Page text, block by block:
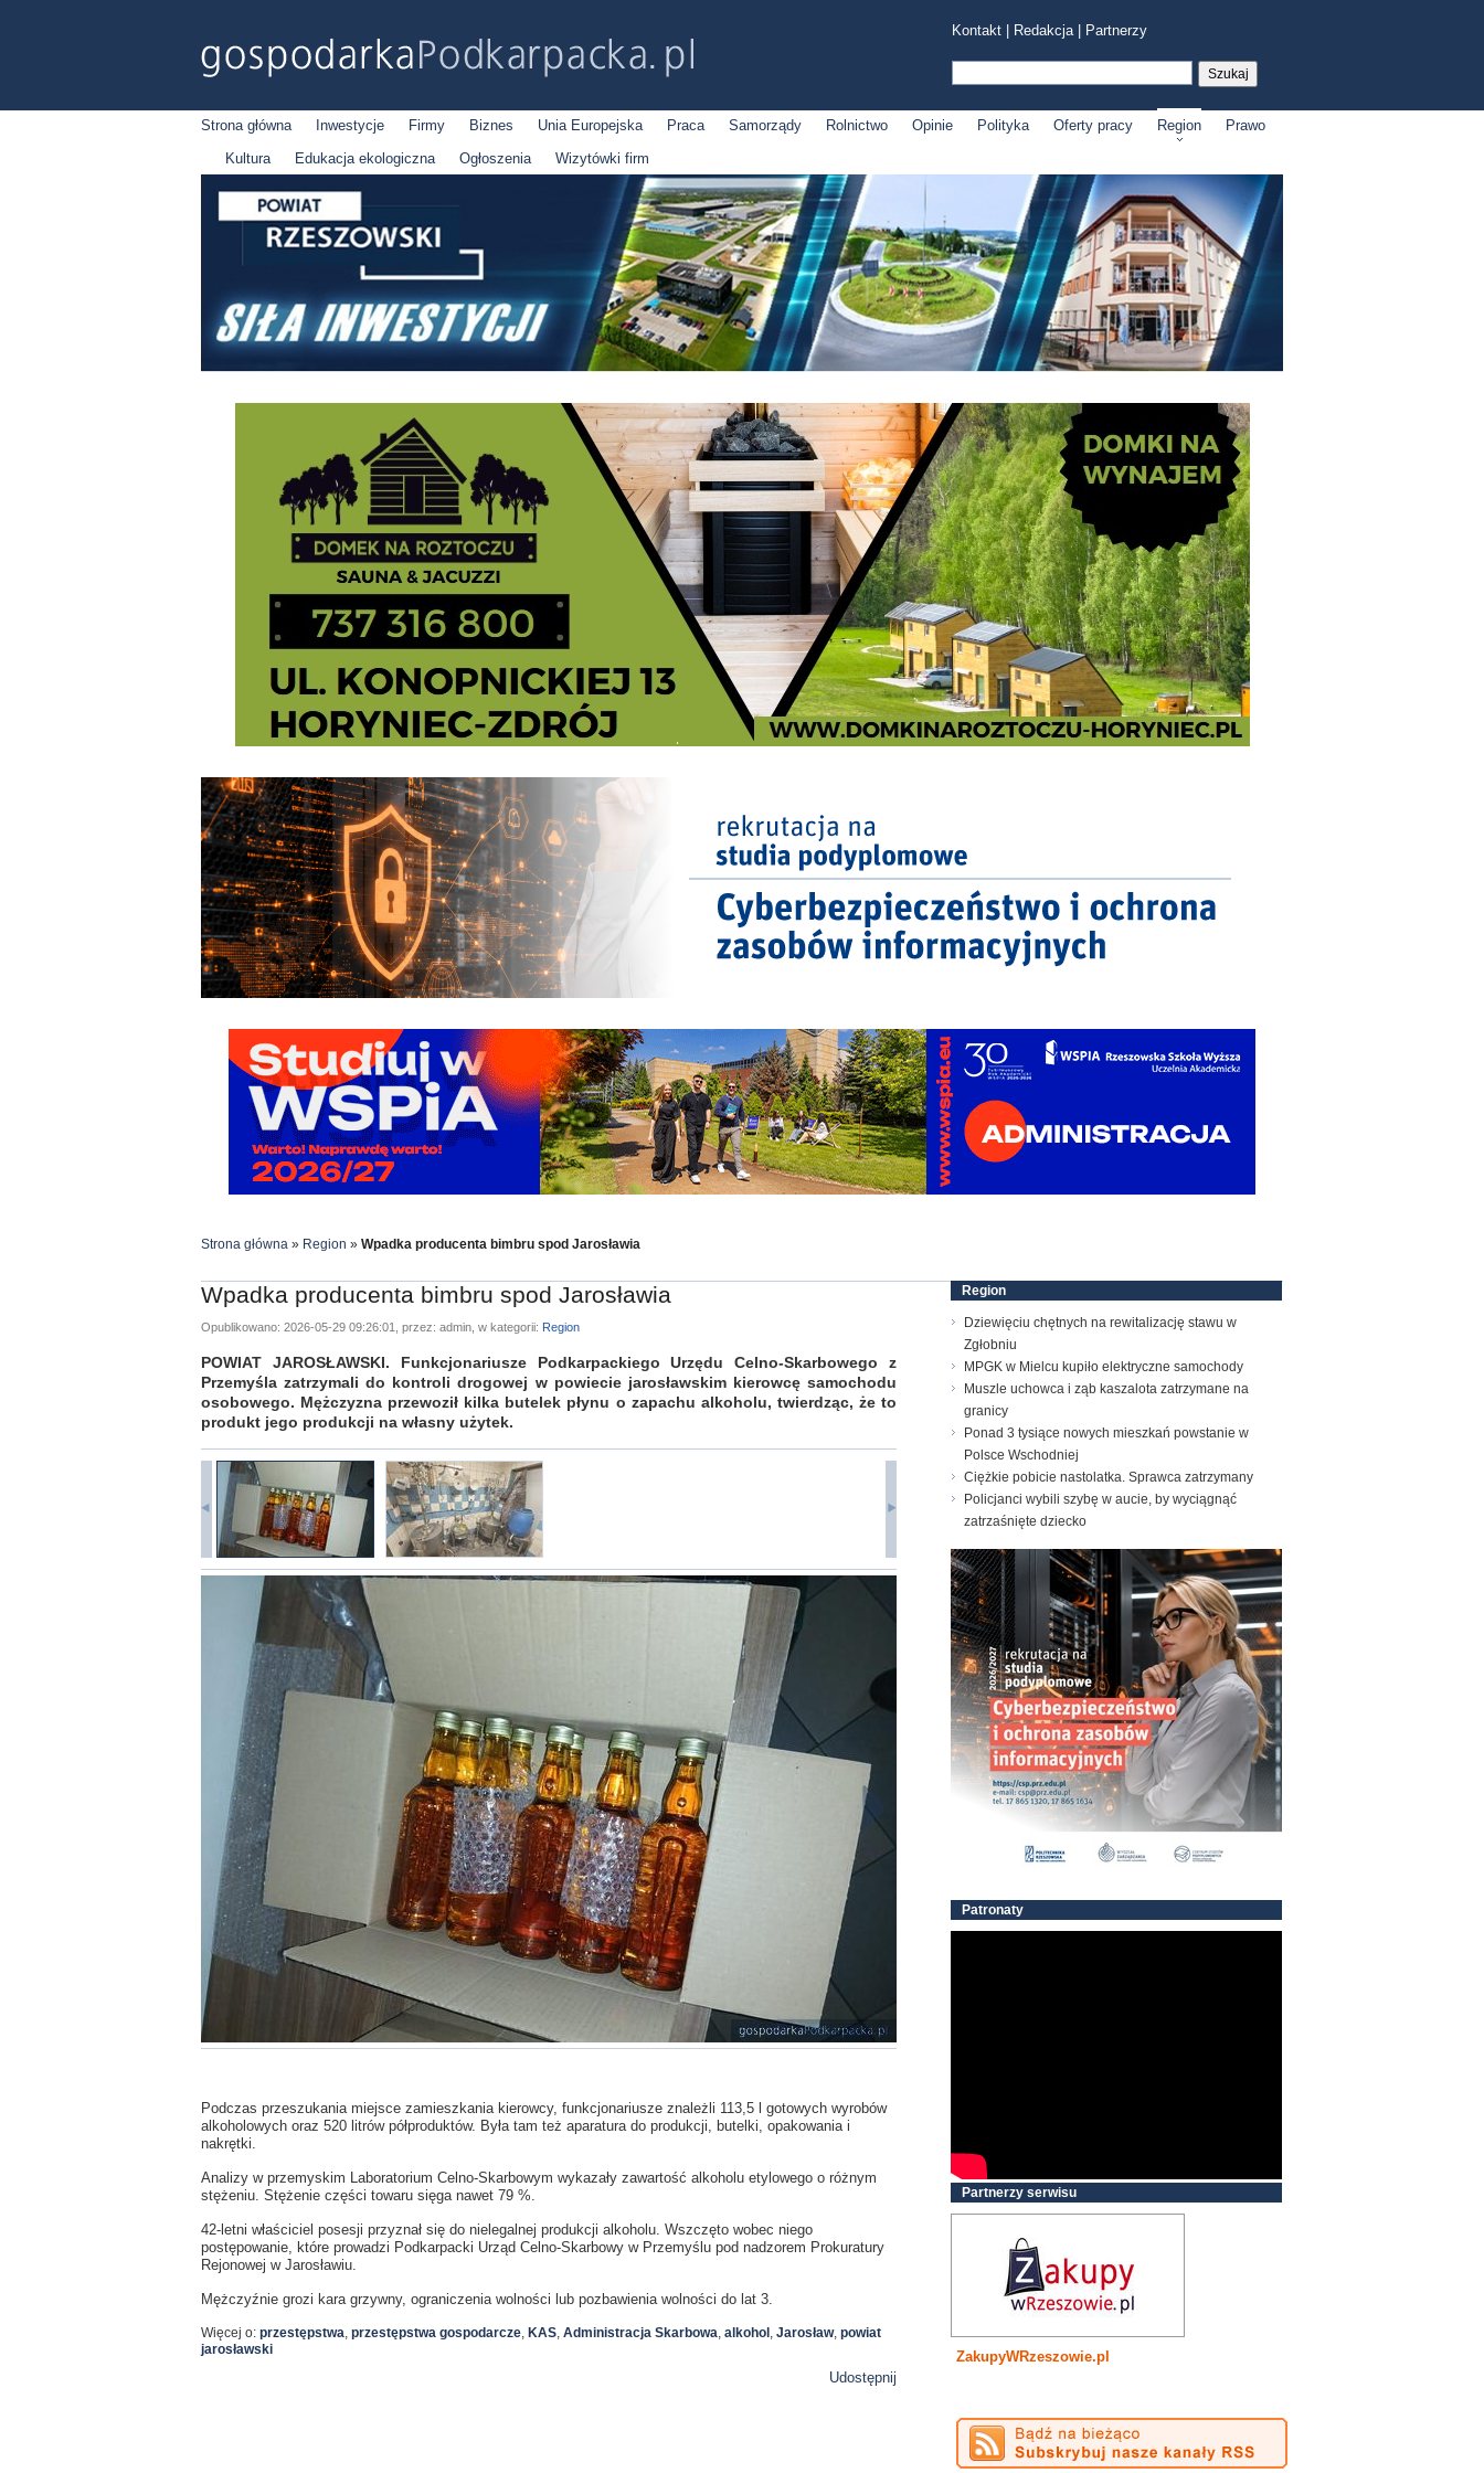
Kontakt Redakcja| Partnerzy
Strona główna Inwestycje Firmy Biznes Unia Europejska Praca Samorządy Rolnictwo Opinie Polityka Oferty pracy Region
Prawo
Kultura
Edukacja ekologiczna Ogłoszenia Wizytówki firm
Strona główna » Region » Wpadka producenta bimbru spod Jarosławia
Wpadka producenta bimbru spod Jarosławia
Opublikowano: 2026-05-29 09:26:01, przez: admin, w kategorii: Region
POWIAT JAROSŁAWSKI. Funkcjonariusze Podkarpackiego Urzędu Celno-Skarbowego z
Przemyśla zatrzymali do kontroli drogowej w powiecie jarosławskim kierowcę samochodu
osobowego. Mężczyzna przewoził kilka butelek płynu o zapachu alkoholu, twierdząc, że to
produkt jego produkcji na własny użytek.
Podczas przeszukania miejsce zamieszkania kierowcy, funkcjonariusze znależli 113,5 l gotowych wyrobów
alkoholowych oraz 520 litrów półproduktów. Była tam też aparatura do produkcji, butelki, opakowania i
nakrętki.
Analizy w przemyskim Laboratorium Celno-Skarbowym wykazały zawartość alkoholu etylowego o różnym
stężeniu. Stężenie części towaru sięga nawet 79 %.
42-letni właściciel posesji przyznał się do nielegalnej produkcji alkoholu. Wszczęto wobec niego
postępowanie, które prowadzi Podkarpacki Urząd Celno-Skarbowy w Przemyślu pod nadzorem Prokuratury
Rejonowej w Jarosławiu.
Mężczyźnie grozi kara grzywny, ograniczenia wolności lub pozbawienia wolności do lat 3.
Więcej o: przestępstwa, przestępstwa gospodarcze, KAS, Administracja Skarbowa, alkohol , Jarosław, powiat
jarosławski
Udostępnij
Region
Dziewięciu chętnych na rewitalizację stawu w
Zgłobniu
MPGK w Mielcu kupiło elektryczne samochody
Muszle uchowca i ząb kaszalota zatrzymane na
granicy
Ponad 3 tysiące nowych mieszkań powstanie w
Polsce Wschodniej
Ciężkie pobicie nastolatka. Sprawca zatrzymany
Policjanci wybili szybę w aucie, by wyciągnąć
zatrzaśnięte dziecko
Patronaty
Partnerzy serwisu
ZakupyWRzeszowie.pl